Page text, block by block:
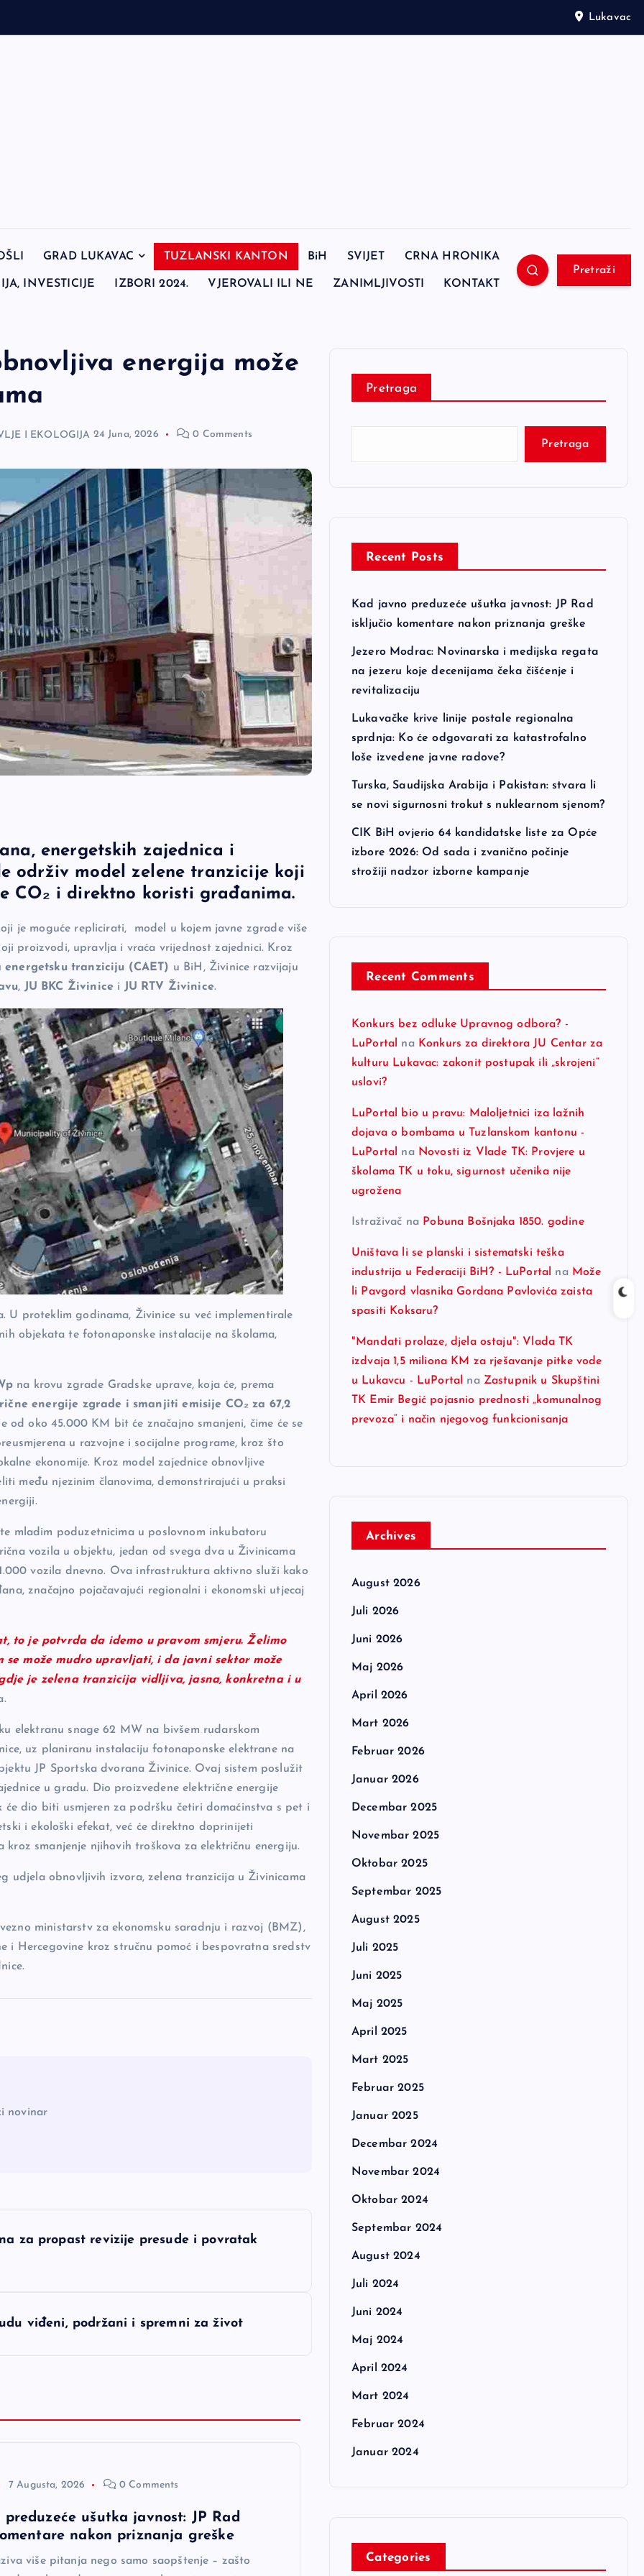
Lukavac
GRAD LUKAVAC TUZLANSKI KANTON BiH SVIJET CRNA HRONIKA
INVESTICIJE IZBORI 2024. VJEROVALI ILI NE ZANIMLJIVOSTI KONTAKT
Pretraži
energija može
I EKOLOGIJA 24 Juna, 2026 0 Comments
energetskih zajednica i
održiv model zelene tranzicije koji
CO₂ i direktno koristi građanima.
je moguće replicirati, model u kojem javne zgrade više
proizvodi, upravlja i vraća vrijednost zajednici. Kroz
tranziciju (CAET) u BiH, Živinice razvijaju
, JU BKC Živinice i JU RTV Živinice.
U proteklim godinama, Živinice su već implementirale
objekata te fotonaponske instalacije na školama,
na krovu zgrade Gradske uprave, koja će, prema
energije zgrade i smanjiti emisije CO₂ za 67,2
od oko 45.000 KM bit će značajno smanjeni, čime će se
u razvojne i socijalne programe, kroz što
ekonomije. Kroz model zajednice obnovljive
među njezinim članovima, demonstrirajući u praksi
mladim poduzetnicima u poslovnom inkubatoru
vozila u objektu, jedan od svega dva u Živinicama
vozila dnevno. Ova infrastruktura aktivno služi kako
značajno pojačavajući regionalni i ekonomski utjecaj
to je potvrda da idemo u pravom smjeru. Želimo
može mudro upravljati, i da javni sektor može
je zelena tranzicija vidljiva, jasna, konkretna i u
elektranu snage 62 MW na bivšem rudarskom
uz planiranu instalaciju fotonaponske elektrane na
JP Sportska dvorana Živinice. Ovaj sistem poslužit
u gradu. Dio proizvedene električne energije
dio biti usmjeren za podršku četiri domaćinstva s pet i
i ekološki efekat, već će direktno doprinijeti
smanjenje njihovih troškova za električnu energiju.
udjela obnovljivih izvora, zelena tranzicija u Živinicama
ministarstv za ekonomsku saradnju i razvoj (BMZ),
i Hercegovine kroz stručnu pomoć i bespovratna sredstv
novinar
za propast revizije presude i povratak
viđeni, podržani i spremni za život
7 Augusta, 2026 0 Comments
preduzeće ušutka javnost: JP Rad
nakon priznanja greške
više pitanja nego samo saopštenje – zašto
Pretraga
Pretraga
Recent Posts
Kad javno preduzeće ušutka javnost: JP Rad
isključio komentare nakon priznanja greške
Jezero Modrac: Novinarska i medijska regata
na jezeru koje decenijama čeka čišćenje i
revitalizaciju
Lukavačke krive linije postale regionalna
sprdnja: Ko će odgovarati za katastrofalno
loše izvedene javne radove?
Turska, Saudijska Arabija i Pakistan: stvara li
se novi sigurnosni trokut s nuklearnom sjenom?
CIK BiH ovjerio 64 kandidatske liste za Opće
izbore 2026: Od sada i zvanično počinje
strožiji nadzor izborne kampanje
Recent Comments
Konkurs bez odluke Upravnog odbora? -
LuPortal
na Konkurs za direktora JU Centar za
kulturu Lukavac: zakonit postupak ili „skrojeni“
uslovi?
LuPortal bio u pravu: Maloljetnici iza lažnih
dojava o bombama u Tuzlanskom kantonu -
LuPortal
na Novosti iz Vlade TK: Provjere u
školama TK u toku, sigurnost učenika nije
ugrožena
Istraživač na Pobuna Bošnjaka 1850. godine
Uništava li se planski i sistematski teška
industrija u Federaciji BiH? - LuPortal
na Može
li Pavgord vlasnika Gordana Pavlovića zaista
spasiti Koksaru?
"Mandati prolaze, djela ostaju": Vlada TK
izdvaja 1,5 miliona KM za rješavanje pitke vode
u Lukavcu - LuPortal
na Zastupnik u Skupštini
TK Emir Begić pojasnio prednosti „komunalnog
prevoza“ i način njegovog funkcionisanja
Archives
August 2026
Juli 2026
Juni 2026
Maj 2026
April 2026
Mart 2026
Februar 2026
Januar 2026
Decembar 2025
Novembar 2025
Oktobar 2025
Septembar 2025
August 2025
Juli 2025
Juni 2025
Maj 2025
April 2025
Mart 2025
Februar 2025
Januar 2025
Decembar 2024
Novembar 2024
Oktobar 2024
Septembar 2024
August 2024
Juli 2024
Juni 2024
Maj 2024
April 2024
Mart 2024
Februar 2024
Januar 2024
Categories